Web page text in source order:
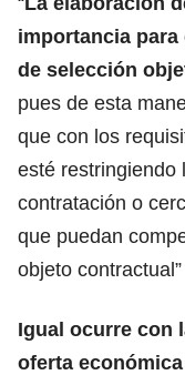
importancia
de selección
pues de esta
que con los
esté restringiendo
contratación o
que puedan
objeto
Igual ocurre con
oferta